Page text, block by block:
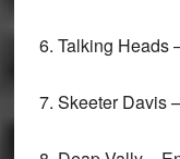
6. Talking Heads
7. Skeeter Davis